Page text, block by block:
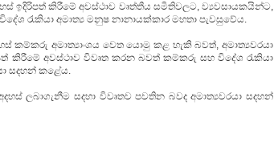
ඉදිරිපත් කිරීමේ අවස්ථාව වෘත්තීය සමිතිවලට, ව්‍යවසායකයින්ට,
රැකියා අමාත්‍ය මනුෂ නානායක්කාර මහතා පැවසුවේය.
අමාත්‍යාංශය වෙත යොමු කළ හැකි බවත්, අමාත්‍යවරයා
කිරීමේ අවස්ථාව විවෘත කරන බවත් කම්කරු සහ විදේශ රැකියා
සදහන් කළේය.
ලබාගැනීම සදහා විවෘතව පවතින බවද අමාත්‍යවරයා සදහන්